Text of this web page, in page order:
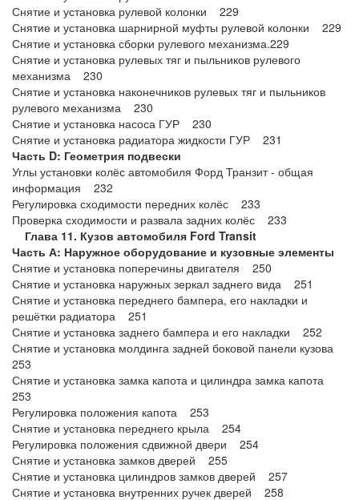
Снятие и установка рулевой колонки 229
Снятие и установка шарнирной муфты рулевой колонки 229
Снятие и установка сборки рулевого механизма.229
Снятие и установка рулевых тяг и пыльников рулевого
механизма 230
Снятие и установка наконечников рулевых тяг и пыльников
рулевого механизма 230
Снятие и установка насоса ГУР 230
Снятие и установка радиатора жидкости ГУР 231
Часть D: Геометрия подвески
Углы установки колёс автомобиля Форд Транзит - общая
информация 232
Регулировка сходимости передних колёс 233
Проверка сходимости и развала задних колёс 233
Глава 11. Кузов автомобиля Ford Transit
Часть А: Наружное оборудование и кузовные элементы
Снятие и установка поперечины двигателя 250
Снятие и установка наружных зеркал заднего вида 251
Снятие и установка переднего бампера, его накладки и
решётки радиатора 251
Снятие и установка заднего бампера и его накладки 252
Снятие и установка молдинга задней боковой панели кузова
253
Снятие и установка замка капота и цилиндра замка капота
253
Регулировка положения капота 253
Снятие и установка переднего крыла 254
Регулировка положения сдвижной двери 254
Снятие и установка замков дверей 255
Снятие и установка цилиндров замков дверей 257
Снятие и установка внутренних ручек дверей 258